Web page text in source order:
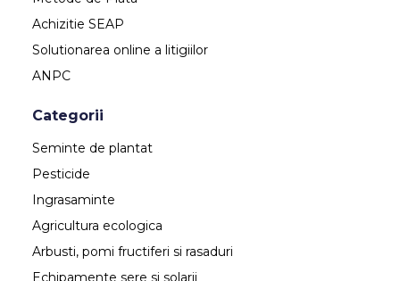
Achizitie SEAP
Solutionarea online a litigiilor
ANPC
Categorii
Seminte de plantat
Pesticide
Ingrasaminte
Agricultura ecologica
Arbusti, pomi fructiferi si rasaduri